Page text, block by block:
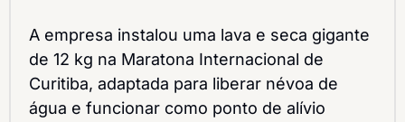
A empresa instalou uma lava e seca gigante
de 12 kg na Maratona Internacional de
Curitiba, adaptada para liberar névoa de
água e funcionar como ponto de alívio